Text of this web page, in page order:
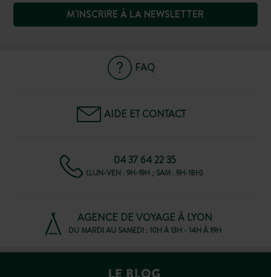
M'INSCRIRE À LA NEWSLETTER
FAQ
AIDE ET CONTACT
04 37 64 22 35
(LUN-VEN : 9H-19H ; SAM : 9H-18H)
AGENCE DE VOYAGE À LYON
DU MARDI AU SAMEDI : 10H À 13H - 14H À 19H